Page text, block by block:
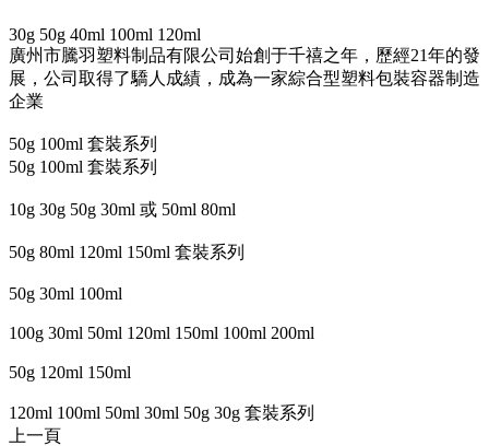
30g 50g 40ml 100ml 120ml
廣州市騰羽塑料制品有限公司始創于千禧之年，歷經21年的發
展，公司取得了驕人成績，成為一家綜合型塑料包裝容器制造
企業
50g 100ml 套裝系列
50g 100ml 套裝系列
10g 30g 50g 30ml 或 50ml 80ml
50g 80ml 120ml 150ml 套裝系列
50g 30ml 100ml
100g 30ml 50ml 120ml 150ml 100ml 200ml
50g 120ml 150ml
120ml 100ml 50ml 30ml 50g 30g 套裝系列
上一頁